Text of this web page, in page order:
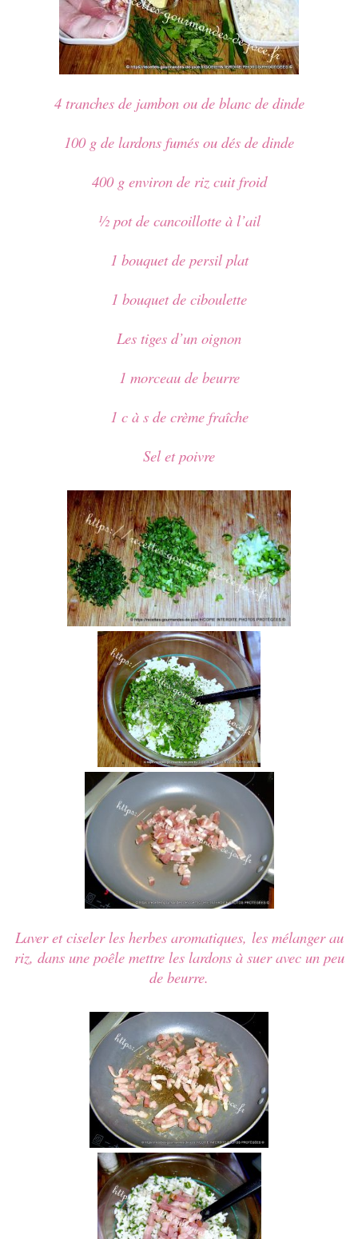
4 tranches de jambon ou de blanc de dinde
100 g de lardons fumés ou dés de dinde
400 g environ de riz cuit froid
½ pot de cancoillotte à l’ail
1 bouquet de persil plat
1 bouquet de ciboulette
Les tiges d’un oignon
1 morceau de beurre
1 c à s de crème fraîche
Sel et poivre
Laver et ciseler les herbes aromatiques, les mélanger au
riz, dans une poêle mettre les lardons à suer avec un peu
de beurre.